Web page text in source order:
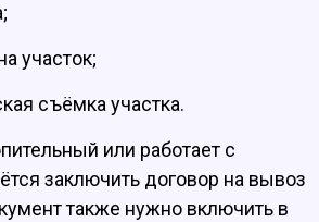
участок;
съёмка участка.
или работает с
заключить договор на вывоз
также нужно включить в